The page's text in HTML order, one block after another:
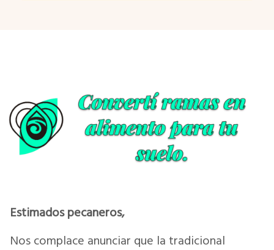
Estimados pecaneros,
Nos complace anunciar que la tradicional